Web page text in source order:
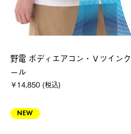
野電 ボディエアコン・Ｖツインク
ール
￥14,850 (税込)
NEW